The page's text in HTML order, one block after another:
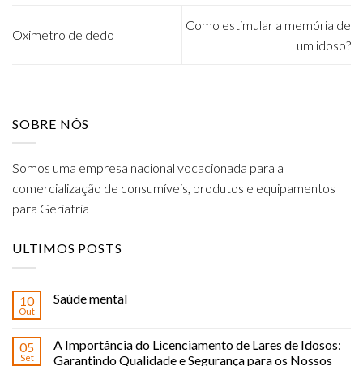
Oximetro de dedo
Como estimular a memória de
um idoso?
SOBRE NÓS
Somos uma empresa nacional vocacionada para a
comercialização de consumíveis, produtos e equipamentos
para Geriatria
ULTIMOS POSTS
10
Out
Saúde mental
05
Set
A Importância do Licenciamento de Lares de Idosos:
Garantindo Qualidade e Segurança para os Nossos